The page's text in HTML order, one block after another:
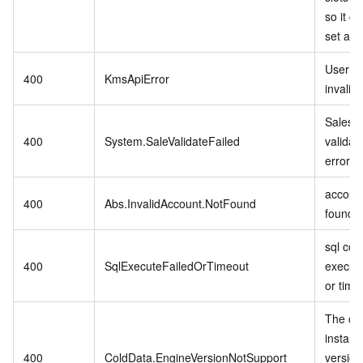
so it
set as
400 KmsApiError
User
invalid.
400 System.SaleValidateFailed
Sales
error.
400 Abs.InvalidAccount.NotFound
found.
400 SqlExecuteFailedOrTimeout
sql
or
400 ColdData.EngineVersionNotSupport
The